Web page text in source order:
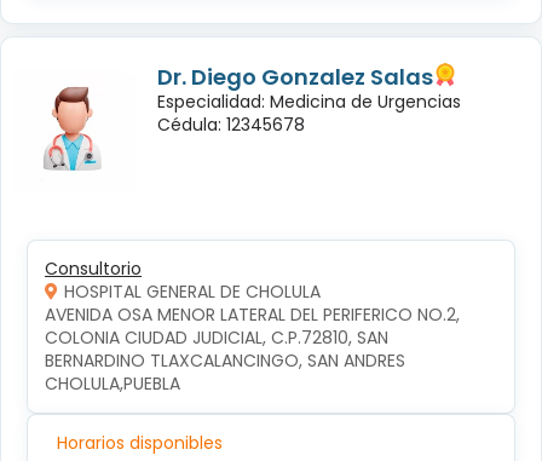
Dr. Diego Gonzalez Salas
Especialidad: Medicina de Urgencias
Cédula: 12345678
Consultorio
HOSPITAL GENERAL DE CHOLULA
AVENIDA OSA MENOR LATERAL DEL PERIFERICO NO.2,
COLONIA CIUDAD JUDICIAL, C.P.72810, SAN
BERNARDINO TLAXCALANCINGO, SAN ANDRES
CHOLULA,PUEBLA
Horarios disponibles